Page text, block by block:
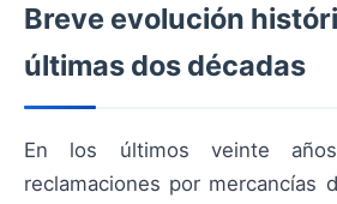
Breve evolución
últimas dos décadas
En los últimos veinte
reclamaciones por mercancías